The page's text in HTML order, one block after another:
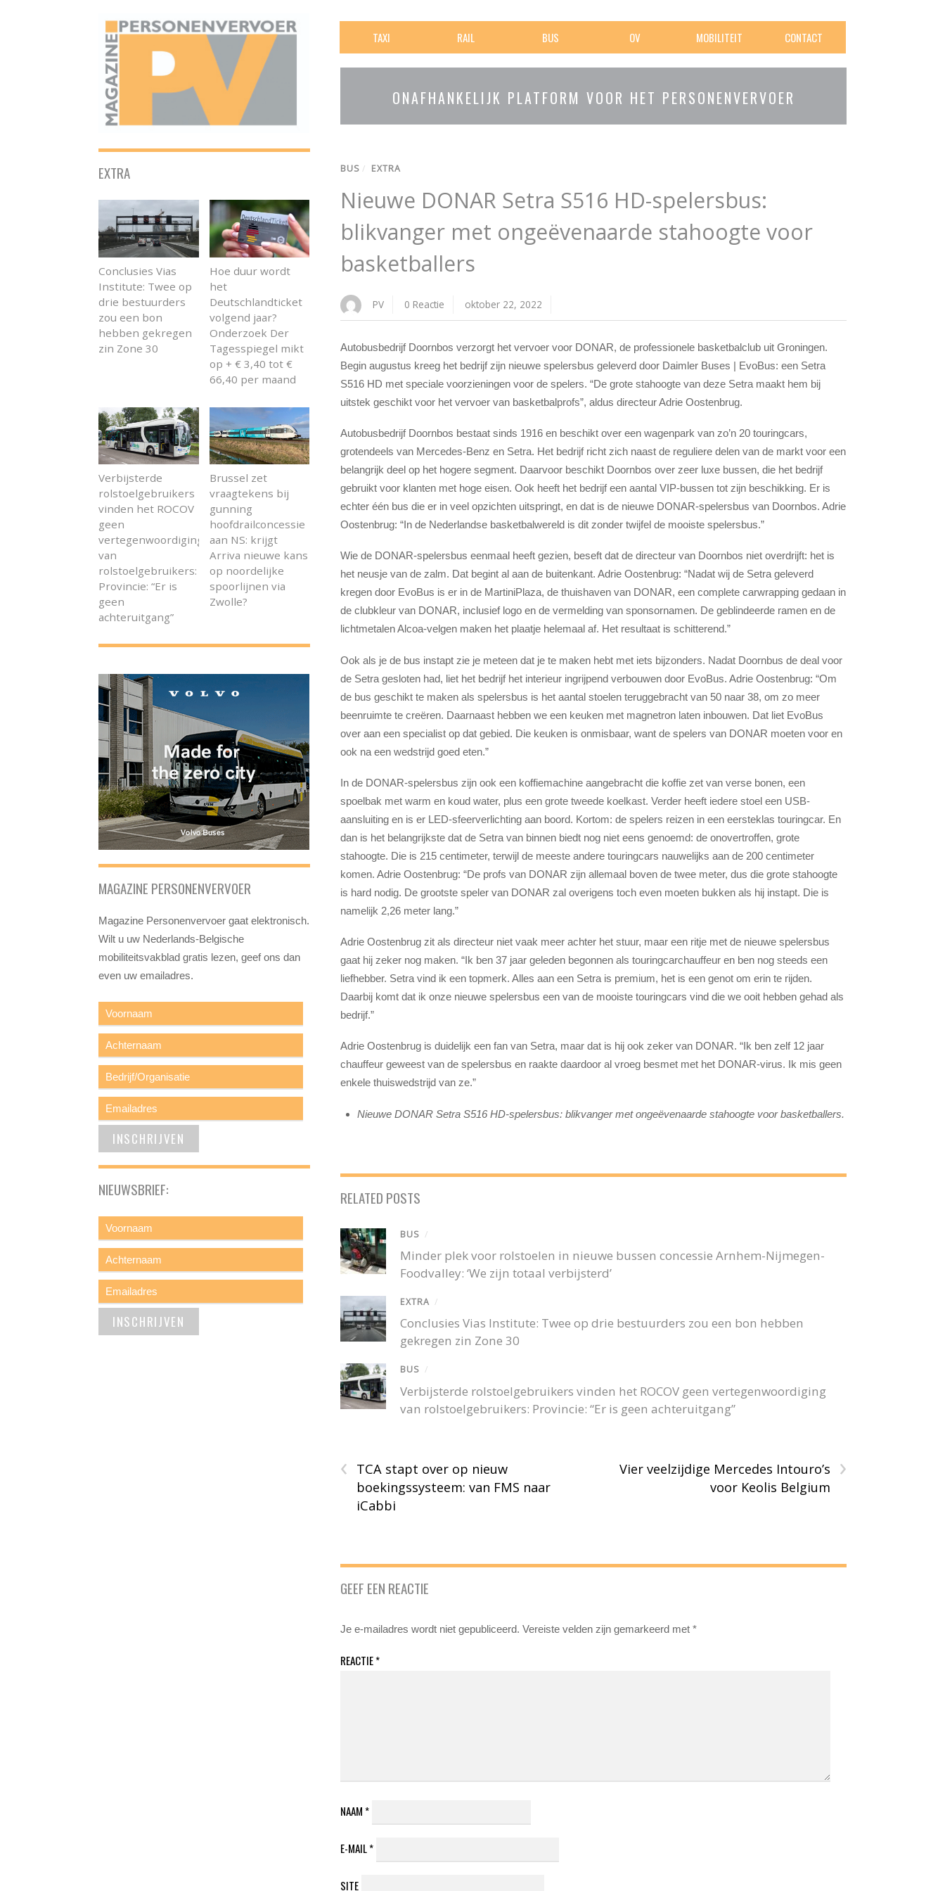
TAXI RAIL BUS OV MOBILITEIT CONTACT
ONAFHANKELIJK PLATFORM VOOR HET PERSONENVERVOER
BUS / EXTRA
Nieuwe DONAR Setra S516 HD-spelersbus:
blikvanger met ongeëvenaarde stahoogte voor
basketballers
PV 0 Reactie oktober 22, 2022
Autobusbedrijf Doornbos verzorgt het vervoer voor DONAR, de professionele basketbalclub uit Groningen.
Begin augustus kreeg het bedrijf zijn nieuwe spelersbus geleverd door Daimler Buses | EvoBus: een Setra
S516 HD met speciale voorzieningen voor de spelers. “De grote stahoogte van deze Setra maakt hem bij
uitstek geschikt voor het vervoer van basketbalprofs”, aldus directeur Adrie Oostenbrug.
Autobusbedrijf Doornbos bestaat sinds 1916 en beschikt over een wagenpark van zo’n 20 touringcars,
grotendeels van Mercedes-Benz en Setra. Het bedrijf richt zich naast de reguliere delen van de markt voor een
belangrijk deel op het hogere segment. Daarvoor beschikt Doornbos over zeer luxe bussen, die het bedrijf
gebruikt voor klanten met hoge eisen. Ook heeft het bedrijf een aantal VIP-bussen tot zijn beschikking. Er is
echter één bus die er in veel opzichten uitspringt, en dat is de nieuwe DONAR-spelersbus van Doornbos. Adrie
Oostenbrug: “In de Nederlandse basketbalwereld is dit zonder twijfel de mooiste spelersbus.”
Wie de DONAR-spelersbus eenmaal heeft gezien, beseft dat de directeur van Doornbos niet overdrijft: het is
het neusje van de zalm. Dat begint al aan de buitenkant. Adrie Oostenbrug: “Nadat wij de Setra geleverd
kregen door EvoBus is er in de MartiniPlaza, de thuishaven van DONAR, een complete carwrapping gedaan in
de clubkleur van DONAR, inclusief logo en de vermelding van sponsornamen. De geblindeerde ramen en de
lichtmetalen Alcoa-velgen maken het plaatje helemaal af. Het resultaat is schitterend.”
Ook als je de bus instapt zie je meteen dat je te maken hebt met iets bijzonders. Nadat Doornbus de deal voor
de Setra gesloten had, liet het bedrijf het interieur ingrijpend verbouwen door EvoBus. Adrie Oostenbrug: “Om
de bus geschikt te maken als spelersbus is het aantal stoelen teruggebracht van 50 naar 38, om zo meer
beenruimte te creëren. Daarnaast hebben we een keuken met magnetron laten inbouwen. Dat liet EvoBus
over aan een specialist op dat gebied. Die keuken is onmisbaar, want de spelers van DONAR moeten voor en
ook na een wedstrijd goed eten.”
In de DONAR-spelersbus zijn ook een koffiemachine aangebracht die koffie zet van verse bonen, een
spoelbak met warm en koud water, plus een grote tweede koelkast. Verder heeft iedere stoel een USB-
aansluiting en is er LED-sfeerverlichting aan boord. Kortom: de spelers reizen in een eersteklas touringcar. En
dan is het belangrijkste dat de Setra van binnen biedt nog niet eens genoemd: de onovertroffen, grote
stahoogte. Die is 215 centimeter, terwijl de meeste andere touringcars nauwelijks aan de 200 centimeter
komen. Adrie Oostenbrug: “De profs van DONAR zijn allemaal boven de twee meter, dus die grote stahoogte
is hard nodig. De grootste speler van DONAR zal overigens toch even moeten bukken als hij instapt. Die is
namelijk 2,26 meter lang.”
Adrie Oostenbrug zit als directeur niet vaak meer achter het stuur, maar een ritje met de nieuwe spelersbus
gaat hij zeker nog maken. “Ik ben 37 jaar geleden begonnen als touringcarchauffeur en ben nog steeds een
liefhebber. Setra vind ik een topmerk. Alles aan een Setra is premium, het is een genot om erin te rijden.
Daarbij komt dat ik onze nieuwe spelersbus een van de mooiste touringcars vind die we ooit hebben gehad als
bedrijf.”
Adrie Oostenbrug is duidelijk een fan van Setra, maar dat is hij ook zeker van DONAR. “Ik ben zelf 12 jaar
chauffeur geweest van de spelersbus en raakte daardoor al vroeg besmet met het DONAR-virus. Ik mis geen
enkele thuiswedstrijd van ze.”
Nieuwe DONAR Setra S516 HD-spelersbus: blikvanger met ongeëvenaarde stahoogte voor basketballers.
RELATED POSTS
BUS /
Minder plek voor rolstoelen in nieuwe bussen concessie Arnhem-Nijmegen-
Foodvalley: ‘We zijn totaal verbijsterd’
EXTRA /
Conclusies Vias Institute: Twee op drie bestuurders zou een bon hebben
gekregen zin Zone 30
BUS /
Verbijsterde rolstoelgebruikers vinden het ROCOV geen vertegenwoordiging
van rolstoelgebruikers: Provincie: “Er is geen achteruitgang”
‹
TCA stapt over op nieuw
boekingssysteem: van FMS naar
iCabbi
›
Vier veelzijdige Mercedes Intouro’s
voor Keolis Belgium
GEEF EEN REACTIE
Je e-mailadres wordt niet gepubliceerd. Vereiste velden zijn gemarkeerd met*
REACTIE*
NAAM *
E-MAIL*
SITE
EXTRA
Conclusies Vias
Institute: Twee op
drie bestuurders
zou een bon
hebben gekregen
zin Zone 30
Hoe duur wordt
het
Deutschlandticket
volgend jaar?
Onderzoek Der
Tagesspiegel mikt
op + € 3,40 tot €
66,40 per maand
Verbijsterde
rolstoelgebruikers
vinden het ROCOV
geen
vertegenwoordiging
van
rolstoelgebruikers:
Provincie: “Er is
geen
achteruitgang”
Brussel zet
vraagtekens bij
gunning
hoofdrailconcessie
aan NS: krijgt
Arriva nieuwe kans
op noordelijke
spoorlijnen via
Zwolle?
MAGAZINE PERSONENVERVOER
Magazine Personenvervoer gaat elektronisch.
Wilt u uw Nederlands-Belgische
mobiliteitsvakblad gratis lezen, geef ons dan
even uw emailadres.
NIEUWSBRIEF: